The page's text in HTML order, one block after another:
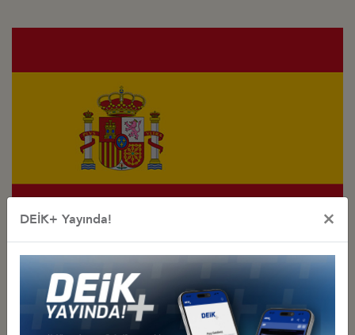
Türkiye - İspanya
İş Konseyi
DEİK+ Yayında! ×